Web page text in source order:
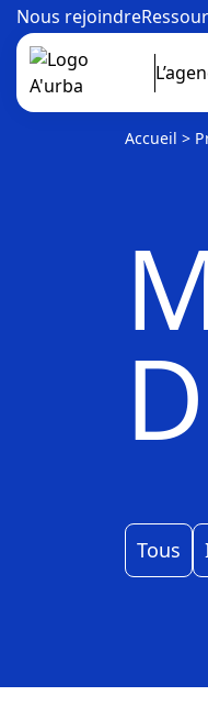
Nous rejoindre
Accueil >
Tous